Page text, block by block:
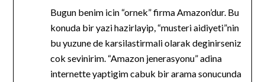
Bugun benim icin “ornek” firma Amazon’dur. Bu
konuda bir yazi hazirlayip, “musteri aidiyeti”nin
bu yuzune de karsilastirmali olarak deginirseniz
cok sevinirim. “Amazon jenerasyonu” adina
internette yaptigim cabuk bir arama sonucunda